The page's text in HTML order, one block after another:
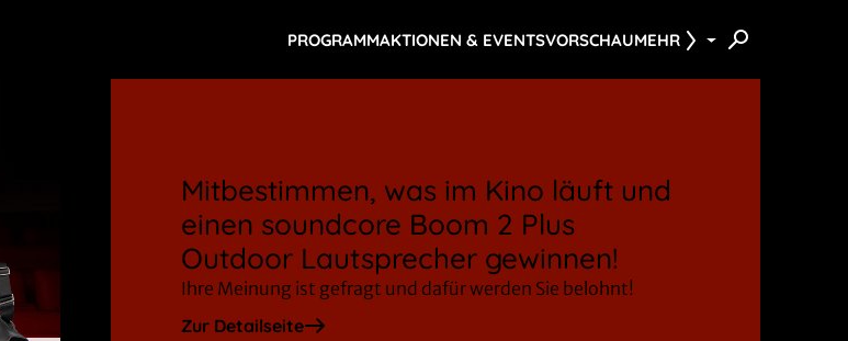
PROGRAMMAKTIONEN & EVENTSVORSCHAUMEHR
Mitbestimmen, was im Kino läuft und
einen soundcore Boom 2 Plus
Outdoor Lautsprecher gewinnen!
Ihre Meinung ist gefragt und dafür werden Sie belohnt!
Zur Detailseite